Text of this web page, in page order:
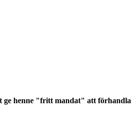
ge henne "fritt mandat" att förhandla